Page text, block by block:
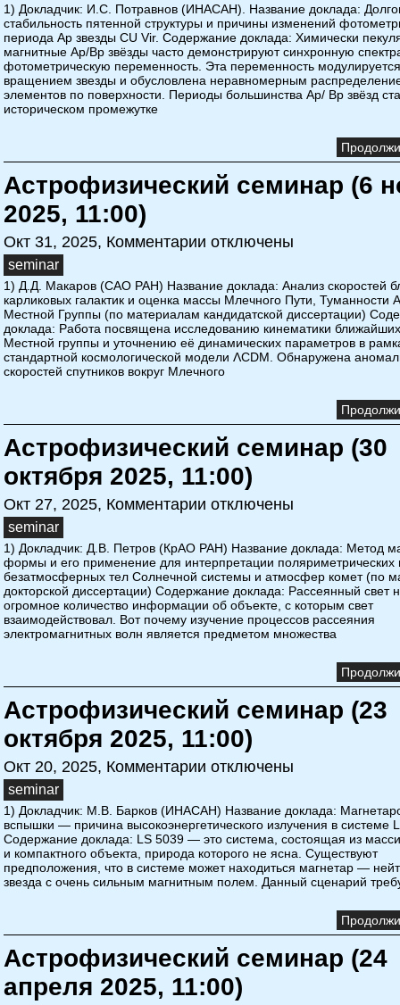
1) Докладчик: И.С. Потравнов (ИНАСАН). Название доклада:
стабильность пятенной структуры и причины изменений
периода Ap звезды CU Vir. Содержание доклада: Химически
магнитные Ap/Bp звёзды часто демонстрируют синхронную
фотометрическую переменность. Эта переменность
вращением звезды и обусловлена неравномерным
элементов по поверхности. Периоды большинства Ap/ Bp звёзд
историческом промежутке
Астрофизический семинар (6
2025, 11:00)
Окт 31, 2025, Комментарии отключены
seminar
1) Д.Д. Макаров (САО РАН) Название доклада: Анализ скоростей
карликовых галактик и оценка массы Млечного Пути, Туманности
Местной Группы (по материалам кандидатской диссертации)
доклада: Работа посвящена исследованию кинематики ближайших
Местной группы и уточнению её динамических параметров в
стандартной космологической модели ΛCDM. Обнаружена
скоростей спутников вокруг Млечного
Астрофизический семинар (30
октября 2025, 11:00)
Окт 27, 2025, Комментарии отключены
seminar
1) Докладчик: Д.В. Петров (КрАО РАН) Название доклада: Метод
формы и его применение для интерпретации
безатмосферных тел Солнечной системы и атмосфер комет (по
докторской диссертации) Содержание доклада: Рассеянный свет
огромное количество информации об объекте, с которым свет
взаимодействовал. Вот почему изучение процессов рассеяния
электромагнитных волн является предметом множества
Астрофизический семинар (23
октября 2025, 11:00)
Окт 20, 2025, Комментарии отключены
seminar
1) Докладчик: М.В. Барков (ИНАСАН) Название доклада:
вспышки — причина высокоэнергетического излучения в системе
Содержание доклада: LS 5039 — это система, состоящая из
и компактного объекта, природа которого не ясна. Существуют
предположения, что в системе может находиться магнетар —
звезда с очень сильным магнитным полем. Данный сценарий
Астрофизический семинар (24
апреля 2025, 11:00)